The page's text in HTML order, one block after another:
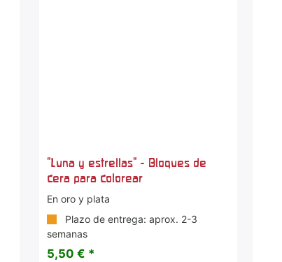
"Luna y estrellas" - Bloques de
cera para colorear
En oro y plata
Plazo de entrega: aprox. 2-3
semanas
5,50 € *